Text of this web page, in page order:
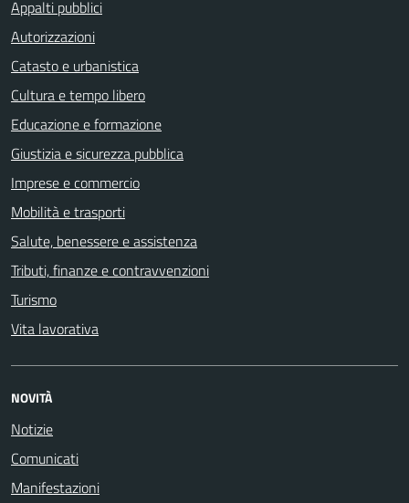
Appalti pubblici
Autorizzazioni
Catasto e urbanistica
Cultura e tempo libero
Educazione e formazione
Giustizia e sicurezza pubblica
Imprese e commercio
Mobilità e trasporti
Salute, benessere e assistenza
Tributi, finanze e contravvenzioni
Turismo
Vita lavorativa
NOVITÀ
Notizie
Comunicati
Manifestazioni